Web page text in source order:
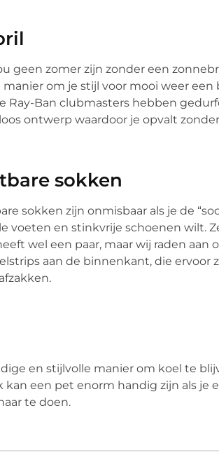
geen zomer zijn zonder een
om je stijl voor mooi weer
Ray-Ban clubmasters hebben
ontwerp waardoor je opvalt
sokken
sokken zijn onmisbaar als je de
voeten en stinkvrije schoenen wilt.
wel een paar, maar wij raden
aan de binnenkant, die ervoor
en stijlvolle manier om koel te
kan een pet enorm handig zijn als je
te doen.